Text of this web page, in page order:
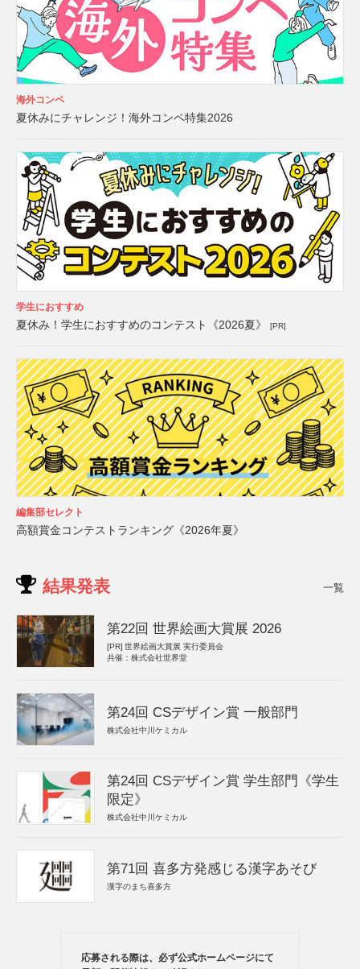
海外コンペ
夏休みにチャレンジ！海外コンペ特集2026
学生におすすめ
夏休み！学生におすすめのコンテスト《2026夏》 [PR]
編集部セレクト
高額賞金コンテストランキング《2026年夏》
結果発表 一覧
第22回 世界絵画大賞展 2026
[PR] 世界絵画大賞展 実行委員会
共催：株式会社世界堂
第24回 CSデザイン賞 一般部門
株式会社中川ケミカル
第24回 CSデザイン賞 学生部門《学生
限定》
株式会社中川ケミカル
第71回 喜多方発感じる漢字あそび
漢字のまち喜多方
応募される際は、必ず公式ホームページにて